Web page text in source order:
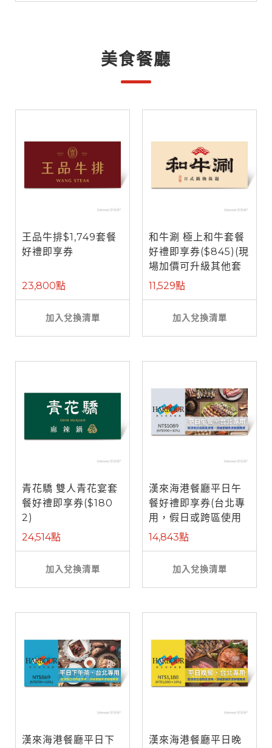
美食餐廳
王品牛排$1,749套餐
好禮即享券
23,800點
加入兌換清單
和牛涮 極上和牛套餐
好禮即享券($845)(現
場加價可升級其他套
餐)
11,529點
加入兌換清單
青花驕 雙人青花宴套
餐好禮即享券($180
2)
24,514點
加入兌換清單
漢來海港餐廳平日午
餐好禮即享券(台北專
用，假日或跨區使用
需補差額)
14,843點
加入兌換清單
漢來海港餐廳平日下
漢來海港餐廳平日晚